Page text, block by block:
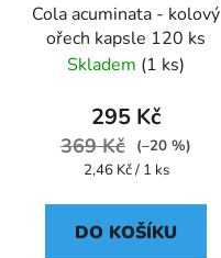
Cola acuminata - kolový
ořech kapsle 120 ks
Skladem (1 ks)
295 Kč
369 Kč
(–20 %)
Měrná
2,46 Kč / 1 ks
DO KOŠÍKU